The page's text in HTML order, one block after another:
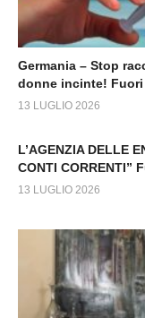
Germania – Stop
donne incinte! Fuori
13 LUGLIO 2026
L’AGENZIA DELLE
CONTI CORRENTI”
13 LUGLIO 2026